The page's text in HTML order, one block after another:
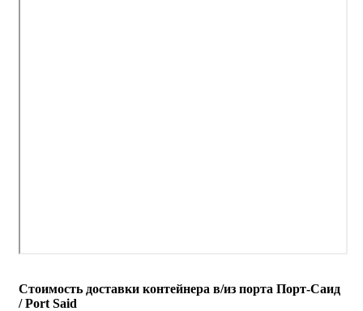
Стоимость доставки контейнера в/из порта Порт-Саид
/ Port Said